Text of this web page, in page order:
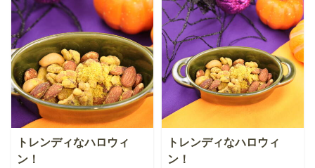
トレンディなハロウィ
ン！
トレンディなハロウィ
ン！